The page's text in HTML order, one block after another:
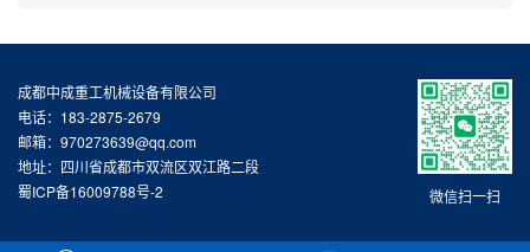
微信扫一扫
成都中成重工机械设备有限公司
电话：183-2875-2679
邮箱：970273639@qq.com
地址：四川省成都市双流区双江路二段
蜀ICP备16009788号-2